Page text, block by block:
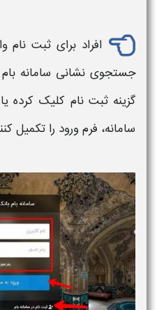
افراد برای ثبت نام
گزینه ثبت نام کلیک
سامانه، فرم ورود را تکمیل